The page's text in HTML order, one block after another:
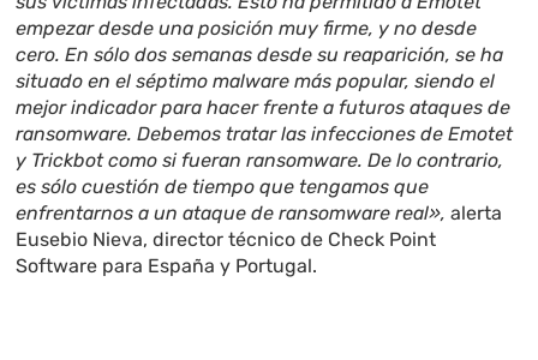
empezar desde una posición muy firme, y no desde
cero. En sólo dos semanas desde su reaparición, se ha
situado en el séptimo malware más popular, siendo el
mejor indicador para hacer frente a futuros ataques de
ransomware. Debemos tratar las infecciones de Emotet
y Trickbot como si fueran ransomware. De lo contrario,
es sólo cuestión de tiempo que tengamos que
enfrentarnos a un ataque de ransomware real», alerta
Eusebio Nieva, director técnico de Check Point
Software para España y Portugal.